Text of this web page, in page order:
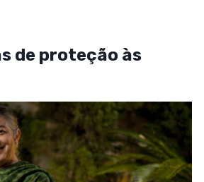
de proteção às